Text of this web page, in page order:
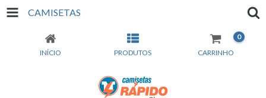
CAMISETAS
INÍCIO PRODUTOS CARRINHO
0